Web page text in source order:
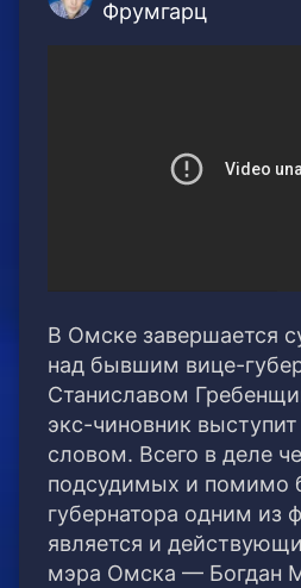
Фрумгарц
В Омске завершается
над бывшим вице-
Станиславом
экс-чиновник
словом. Всего в деле
подсудимых и помимо
губернатора одним из
является и
мэра Омска — Богдан